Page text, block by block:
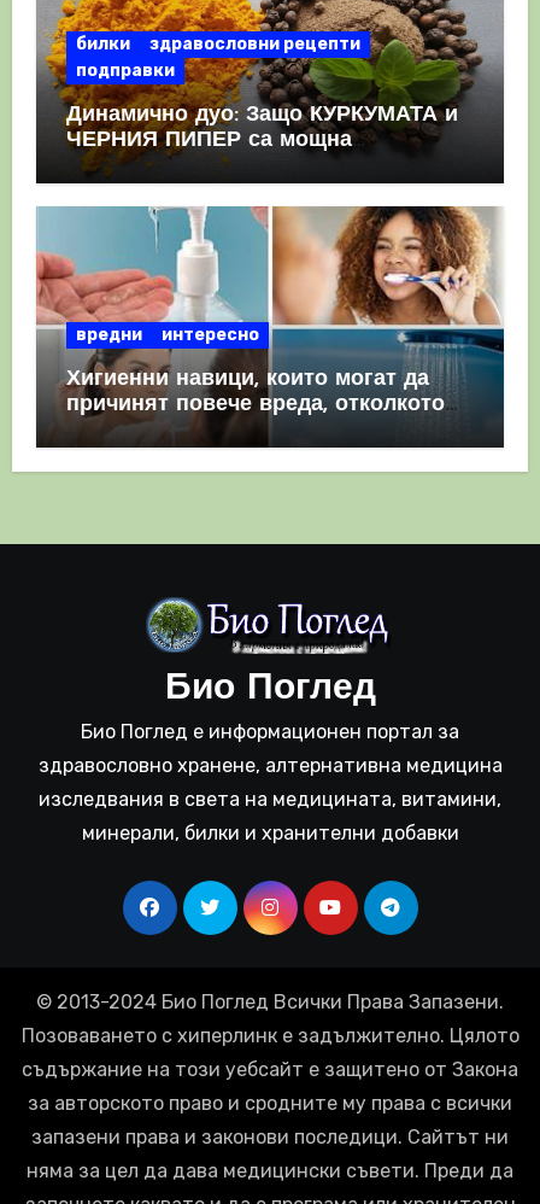
билки
здравословни рецепти
подправки
Динамично дуо: Защо КУРКУМАТА и
ЧЕРНИЯ ПИПЕР са мощна
комбинация
вредни интересно
Хигиенни навици, които могат да
причинят повече вреда, отколкото
полза
Био Поглед
Био Поглед е информационен портал за
здравословно хранене, алтернативна медицина
изследвания в света на медицината, витамини,
минерали, билки и хранителни добавки
© 2013-2024 Био Поглед Всички Права Запазени.
Позоваването с хиперлинк е задължително. Цялото
съдържание на този уебсайт е защитено от Закона
за авторското право и сродните му права с всички
запазени права и законови последици. Сайтът ни
няма за цел да дава медицински съвети. Преди да